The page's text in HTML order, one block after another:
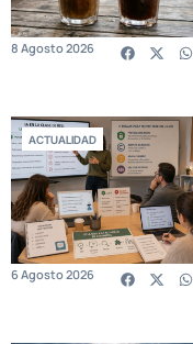
8 Agosto 2026
ACTUALIDAD
6 Agosto 2026